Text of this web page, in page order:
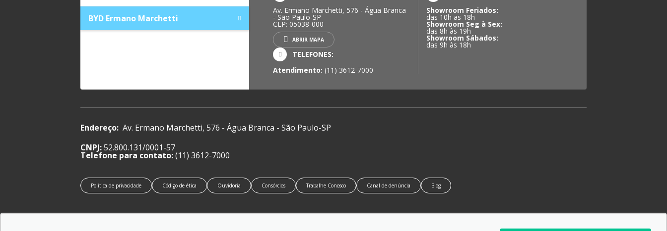
BYD Ermano Marchetti
Av. Ermano Marchetti, 576 - Água Branca
- São Paulo-SP
CEP: 05038-000
ABRIR MAPA
TELEFONES:
Atendimento: (11) 3612-7000
Showroom Feriados:
das 10h as 18h
Showroom Seg à Sex:
das 8h às 19h
Showroom Sábados:
das 9h às 18h
Endereço: Av. Ermano Marchetti, 576 - Água Branca - São Paulo-SP
CNPJ:52.800.131/0001-57
Telefone para contato:(11) 3612-7000
Política de privacidade Código de ética Ouvidoria Consórcios Trabalhe Conosco Canal de denúncia Blog